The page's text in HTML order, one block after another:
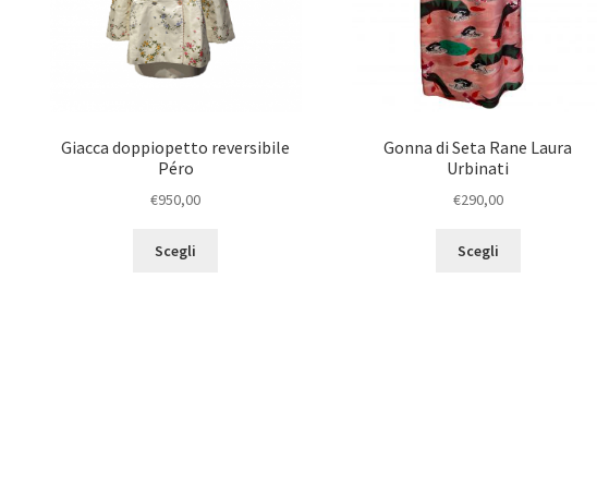
Giacca doppiopetto reversibile
Péro
€950,00
Scegli
Gonna di Seta Rane Laura
Urbinati
€290,00
Scegli